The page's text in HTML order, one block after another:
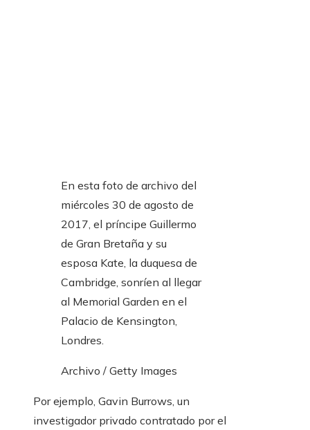
En esta foto de archivo del
miércoles 30 de agosto de
2017, el príncipe Guillermo
de Gran Bretaña y su
esposa Kate, la duquesa de
Cambridge, sonríen al llegar
al Memorial Garden en el
Palacio de Kensington,
Londres.
Archivo / Getty Images
Por ejemplo, Gavin Burrows, un
investigador privado contratado por el